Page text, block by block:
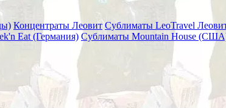
Концентраты Леовит Сублиматы LeoTravel
Eat (Германия) Сублиматы Mountain House
Э-15 одна подушка,